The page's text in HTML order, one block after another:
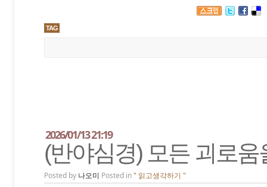
TAG
(반야심경) 모든 괴로움
2026/01/13 21:19
Posted by 나오미 Posted in" 읽고생각하기 "